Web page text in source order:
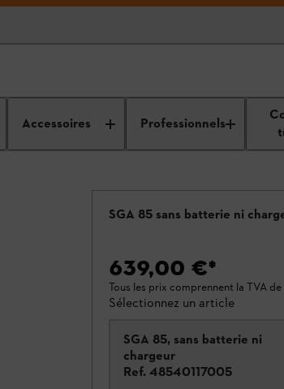
Accessoires Professionnels
SGA 85 sans batterie ni
639,00 €*
Tous les prix comprennent la TVA de
Sélectionnez un article
SGA 85, sans batterie ni
chargeur
Ref. 48540117005